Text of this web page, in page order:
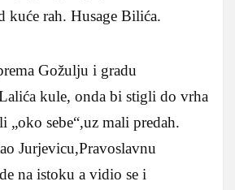
kuće rah. Husage Bilića.
Gožulju i gradu
kule, onda bi stigli do vrha
„oko sebe“,uz mali predah.
Jurjevicu,Pravoslavnu
na istoku a vidio se i